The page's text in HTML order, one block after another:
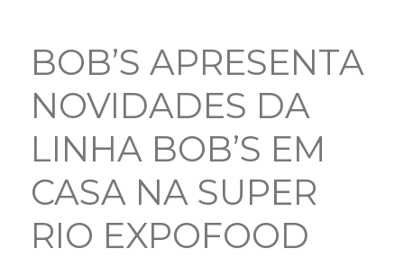
BOB’S APRESENTA
NOVIDADES DA
LINHA BOB’S EM
CASA NA SUPER
RIO EXPOFOOD